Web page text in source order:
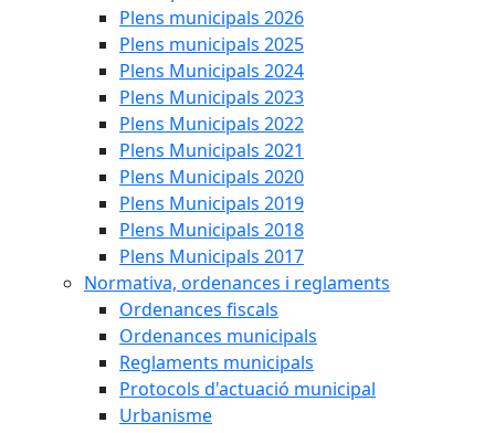
Plens municipals 2026
Plens municipals 2025
Plens Municipals 2024
Plens Municipals 2023
Plens Municipals 2022
Plens Municipals 2021
Plens Municipals 2020
Plens Municipals 2019
Plens Municipals 2018
Plens Municipals 2017
Normativa, ordenances i reglaments
Ordenances fiscals
Ordenances municipals
Reglaments municipals
Protocols d'actuació municipal
Urbanisme